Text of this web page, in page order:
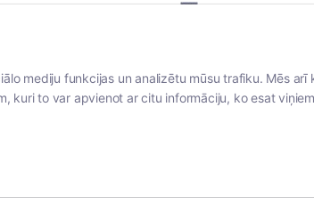
mediju funkcijas un analizētu mūsu trafiku. Mēs
kuri to var apvienot ar citu informāciju, ko esat